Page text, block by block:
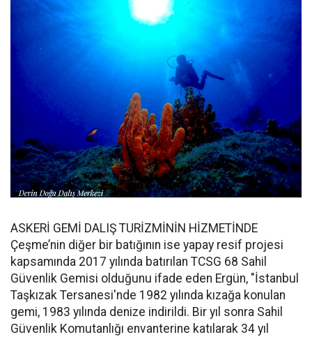
ASKERİ GEMİ DALIŞ TURİZMİNİN HİZMETİNDE
Çeşme’nin diğer bir batığının ise yapay resif projesi
kapsamında 2017 yılında batırılan TCSG 68 Sahil
Güvenlik Gemisi olduğunu ifade eden Ergün, "İstanbul
Taşkızak Tersanesi'nde 1982 yılında kızağa konulan
gemi, 1983 yılında denize indirildi. Bir yıl sonra Sahil
Güvenlik Komutanlığı envanterine katılarak 34 yıl